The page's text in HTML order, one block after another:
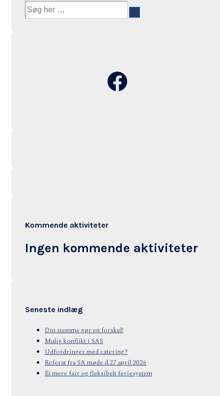
Søg
efter:
Facebook
Kommende aktiviteter
Ingen kommende aktiviteter
Seneste indlæg
Din stemme gør en forskel!
Mulig konflikt i SAS
Udfordringer med catering?
Referat fra SA møde d.27.april 2026
Et mere fair og fleksibelt feriesystem